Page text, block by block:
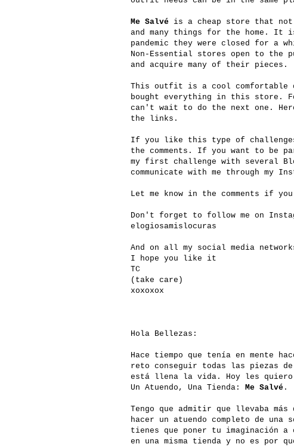
Me Salvé is a cheap store that
and many things for the home. It
pandemic they were closed for
Non-Essential stores open to
and acquire many of their pieces.
This outfit is a cool comfortable
bought everything in this store.
can't wait to do the next one.
the links.
If you like this type of
the comments. If you want to be
my first challenge with several
communicate with me through my
Let me know in the comments if
Don't forget to follow me on
elogiosamislocuras
And on all my social media
I hope you like it
TC
(take care)
xoxoxox
Hola Bellezas:
Hace tiempo que tenía en mente
reto conseguir todas las piezas de
está llena la vida. Hoy les quiero
Un Atuendo, Una Tienda: Me Salvé .
Tengo que admitir que llevaba
hacer un atuendo completo de
tienes que poner tu imaginación a
en una misma tienda y no es por